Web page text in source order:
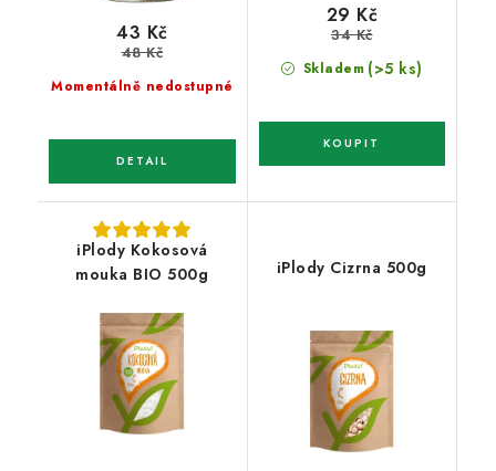
Momentálně nedostupné
43 Kč
48 Kč
Skladem (>5 ks)
29 Kč
34 Kč
iPlody Kokosová
mouka BIO 500g
iPlody Cizrna 500g